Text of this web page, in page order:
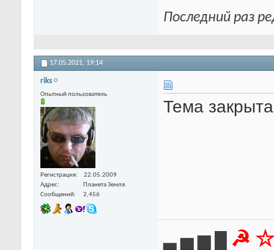
Последний раз
17.05.2021, 19:14
riks
Опытный пользователь
Регистрация
22.05.2009
Адрес
Планета Земля.
Сообщений
2,456
Тема
▃ ▅ ▆ █ ☭